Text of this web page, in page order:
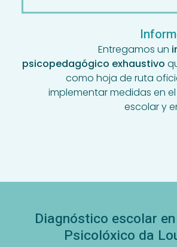
Entregamos un
psicopedagógico exhaustivo
como hoja de ruta
implementar medidas en
escolar y
Diagnóstico escolar
Psicolóxico da